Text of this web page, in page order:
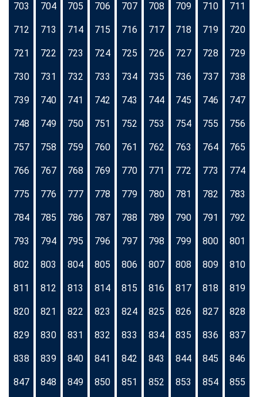
703 704 705 706 707 708 709 710 711
712 713 714 715 716 717 718 719 720
721 722 723 724 725 726 727 728 729
730 731 732 733 734 735 736 737 738
739 740 741 742 743 744 745 746 747
748 749 750 751 752 753 754 755 756
757 758 759 760 761 762 763 764 765
766 767 768 769 770 771 772 773 774
775 776 777 778 779 780 781 782 783
784 785 786 787 788 789 790 791 792
793 794 795 796 797 798 799 800 801
802 803 804 805 806 807 808 809 810
811 812 813 814 815 816 817 818 819
820 821 822 823 824 825 826 827 828
829 830 831 832 833 834 835 836 837
838 839 840 841 842 843 844 845 846
847 848 849 850 851 852 853 854 855